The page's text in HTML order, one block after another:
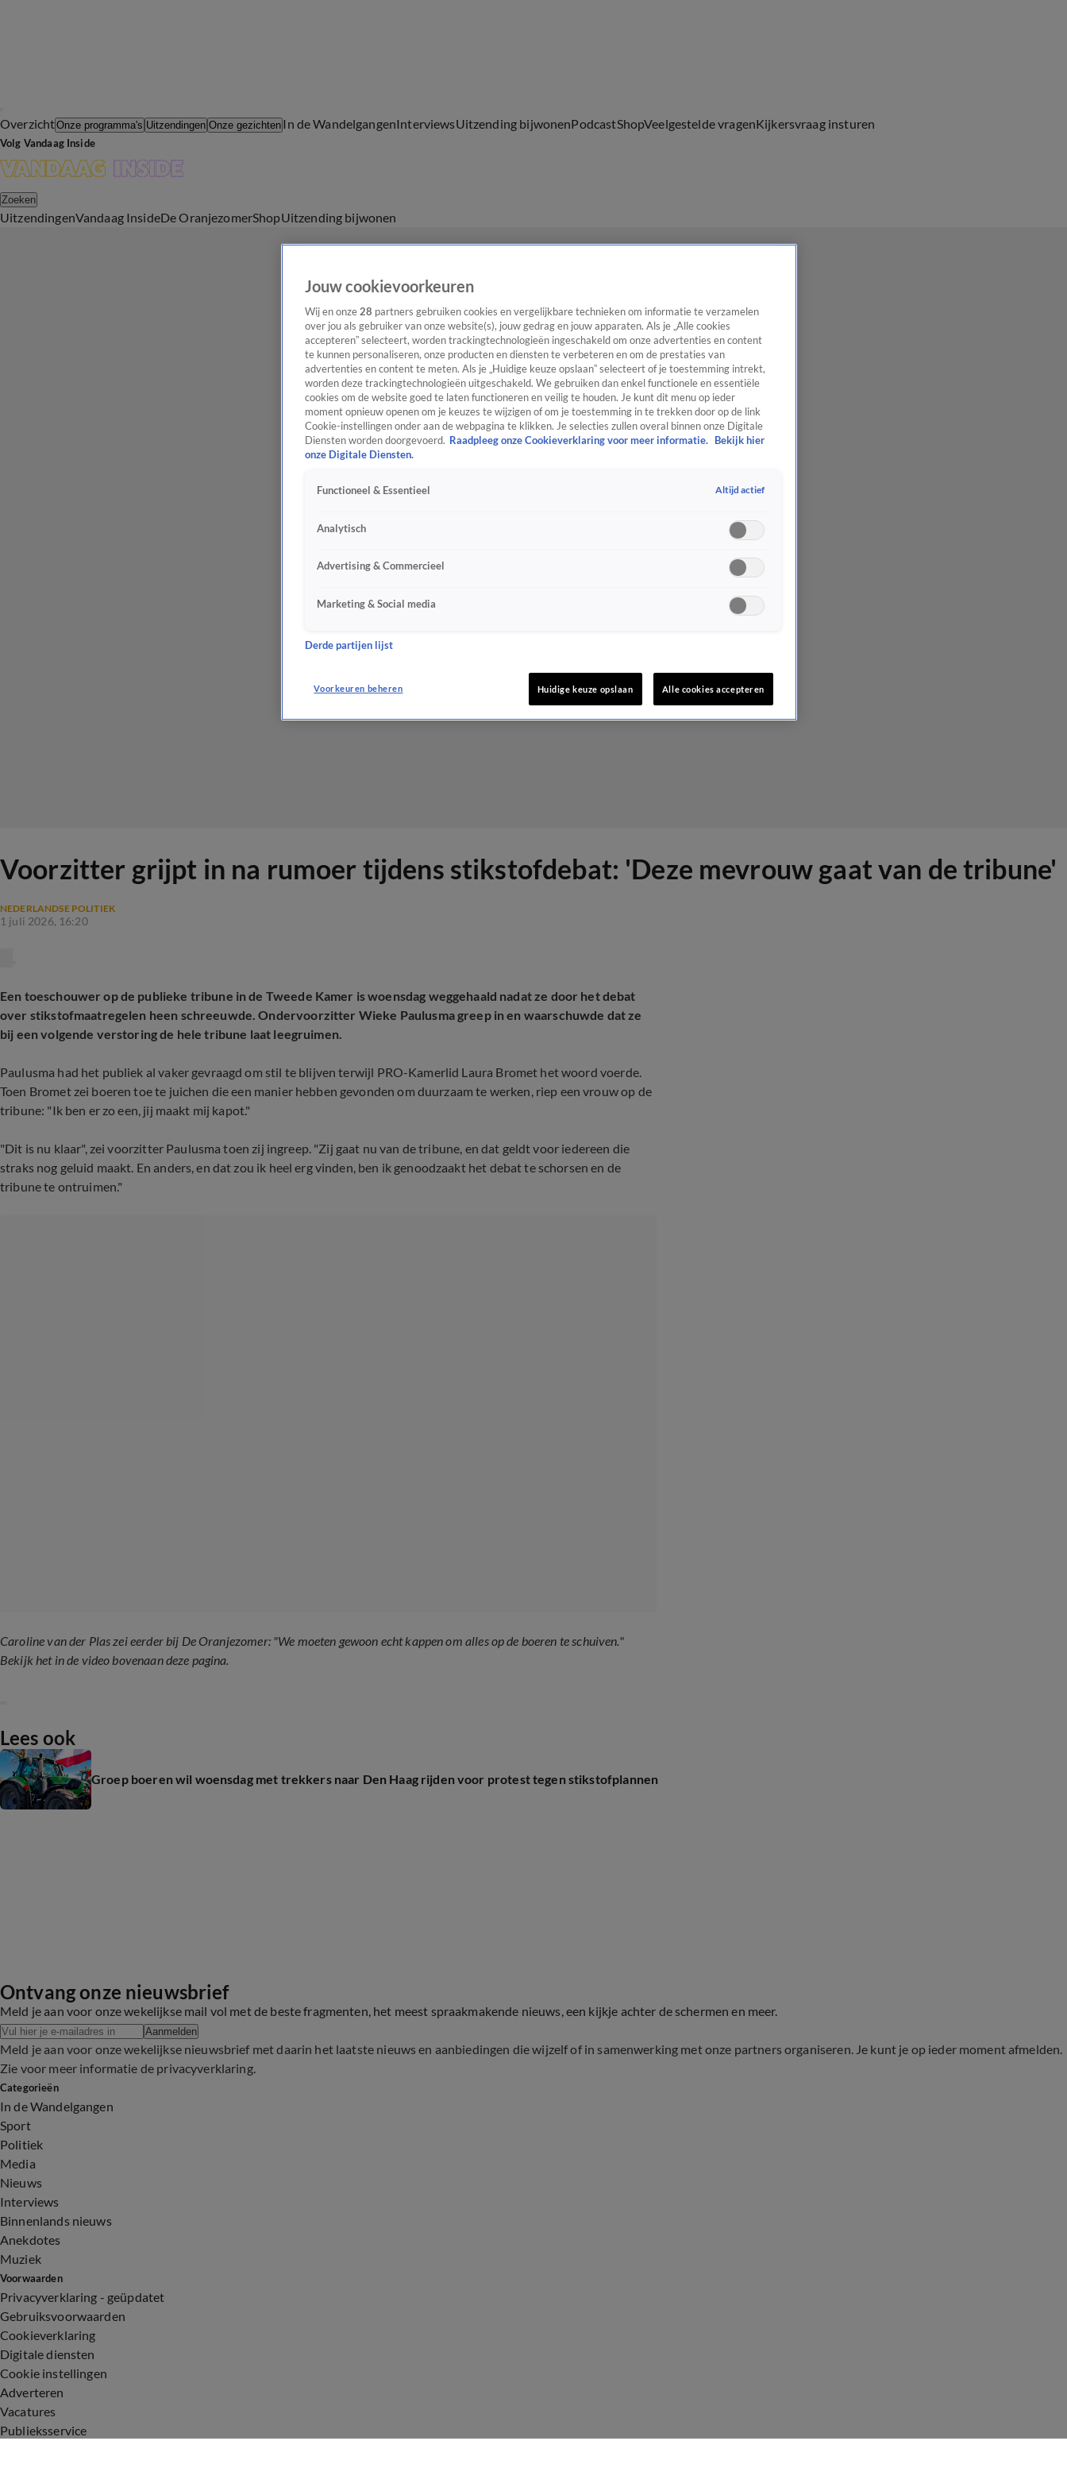
OverzichtOnze programma's Uitzendingen Onze gezichten In de WandelgangenInterviewsUitzending bijwonenPodcastShopVeelgestelde vragenKijkersvraag insturen
Volg Vandaag Inside
Zoeken
UitzendingenVandaag InsideDe OranjezomerShopUitzending bijwonen
Voorzitter grijpt in na rumoer tijdens stikstofdebat: 'Deze mevrouw gaat van de tribune'
NEDERLANDSE POLITIEK
1 juli 2026, 16:20
Een toeschouwer op de publieke tribune in de Tweede Kamer is woensdag weggehaald nadat ze door het debat
over stikstofmaatregelen heen schreeuwde. Ondervoorzitter Wieke Paulusma greep in en waarschuwde dat ze
bij een volgende verstoring de hele tribune laat leegruimen.
Paulusma had het publiek al vaker gevraagd om stil te blijven terwijl PRO-Kamerlid Laura Bromet het woord voerde.
Toen Bromet zei boeren toe te juichen die een manier hebben gevonden om duurzaam te werken, riep een vrouw op de
tribune: "Ik ben er zo een, jij maakt mij kapot."
"Dit is nu klaar", zei voorzitter Paulusma toen zij ingreep. "Zij gaat nu van de tribune, en dat geldt voor iedereen die
straks nog geluid maakt. En anders, en dat zou ik heel erg vinden, ben ik genoodzaakt het debat te schorsen en de
tribune te ontruimen."
Caroline van der Plas zei eerder bij De Oranjezomer: "We moeten gewoon echt kappen om alles op de boeren te schuiven."
Bekijk het in de video bovenaan deze pagina.
Lees ook
Groep boeren wil woensdag met trekkers naar Den Haag rijden voor protest tegen stikstofplannen
Ontvang onze nieuwsbrief
Meld je aan voor onze wekelijkse mail vol met de beste fragmenten, het meest spraakmakende nieuws, een kijkje achter de schermen en meer.
Aanmelden
Meld je aan voor onze wekelijkse nieuwsbrief met daarin het laatste nieuws en aanbiedingen die wijzelf of in samenwerking met onze partners organiseren. Je kunt je op ieder moment afmelden.
Zie voor meer informatie de privacyverklaring.
Categorieën
In de Wandelgangen
Sport
Politiek
Media
Nieuws
Interviews
Binnenlands nieuws
Anekdotes
Muziek
Voorwaarden
Privacyverklaring - geüpdatet
Gebruiksvoorwaarden
Cookieverklaring
Digitale diensten
Cookie instellingen
Adverteren
Vacatures
Publieksservice
Jouw cookievoorkeuren
Wij en onze 28 partners gebruiken cookies en vergelijkbare technieken om informatie te verzamelen
over jou als gebruiker van onze website(s), jouw gedrag en jouw apparaten. Als je „Alle cookies
accepteren” selecteert, worden trackingtechnologieën ingeschakeld om onze advertenties en content
te kunnen personaliseren, onze producten en diensten te verbeteren en om de prestaties van
advertenties en content te meten. Als je „Huidige keuze opslaan” selecteert of je toestemming intrekt,
worden deze trackingtechnologieën uitgeschakeld. We gebruiken dan enkel functionele en essentiële
cookies om de website goed te laten functioneren en veilig te houden. Je kunt dit menu op ieder
moment opnieuw openen om je keuzes te wijzigen of om je toestemming in te trekken door op de link
Cookie-instellingen onder aan de webpagina te klikken. Je selecties zullen overal binnen onze Digitale
Diensten worden doorgevoerd. Raadpleeg onze Cookieverklaring voor meer informatie.
Bekijk hier
onze Digitale Diensten.
Functioneel & Essentieel Altijd actief
Analytisch
Advertising & Commercieel
Marketing & Social media
Derde partijen lijst
Voorkeuren beheren Huidige keuze opslaan Alle cookies accepteren